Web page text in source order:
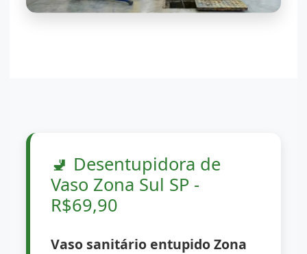
🚽 Desentupidora de
Vaso Zona Sul SP -
R$69,90
Vaso sanitário entupido Zona